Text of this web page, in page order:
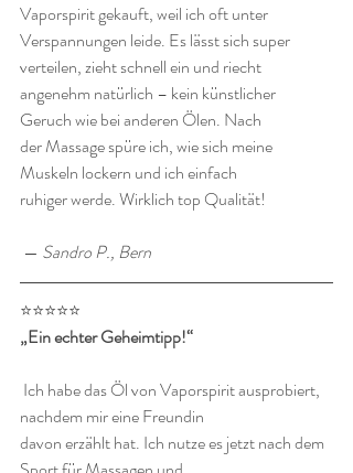
Vaporspirit gekauft, weil ich oft unter
Verspannungen leide. Es lässt sich super
verteilen, zieht schnell ein und riecht
angenehm natürlich – kein künstlicher
Geruch wie bei anderen Ölen. Nach
der Massage spüre ich, wie sich meine
Muskeln lockern und ich einfach
ruhiger werde. Wirklich top Qualität!
— Sandro P., Bern
⭐️⭐️⭐️⭐️⭐️
„Ein echter Geheimtipp!“
nachdem mir eine Freundin
davon erzählt hat. Ich nutze es jetzt nach dem